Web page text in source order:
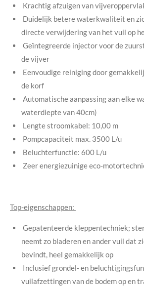
Krachtig afzuigen van
Duidelijk betere waterkwaliteit en
directe verwijdering van het vuil op
Geïntegreerde injector voor de
de vijver
Eenvoudige reiniging door
de korf
Automatische aanpassing aan elke
waterdiepte van 40cm)
Lengte stroomkabel: 10,00 m
Pompcapaciteit max. 3500 L/u
Beluchterfunctie: 600 L/u
Zeer energiezuinige eco-
Top-eigenschappen:
Gepatenteerde kleppentechniek;
neemt zo bladeren en ander vuil dat
bevindt, heel gemakkelijk op
Inclusief grondel- en
vuilafzettingen van de bodem op en